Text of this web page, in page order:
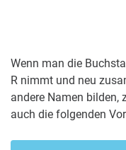
Wenn man die
R nimmt und neu
andere Namen bilden,
auch die folgenden